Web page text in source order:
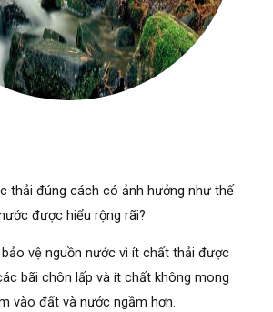
thải đúng cách có ảnh hưởng như thế
được hiểu rộng rãi?
vệ nguồn nước vì ít chất thải được
bãi chôn lấp và ít chất không mong
vào đất và nước ngầm hơn.